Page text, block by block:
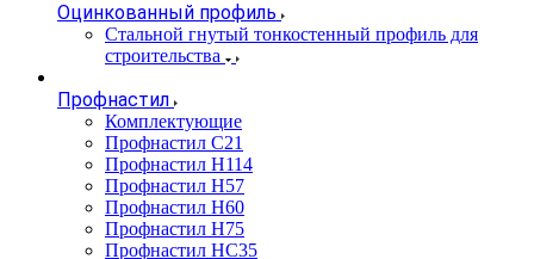
Оцинкованный профиль
Стальной гнутый тонкостенный профиль для
строительства
Профнастил
Комплектующие
Профнастил C21
Профнастил Н114
Профнастил Н57
Профнастил Н60
Профнастил Н75
Профнастил НС35